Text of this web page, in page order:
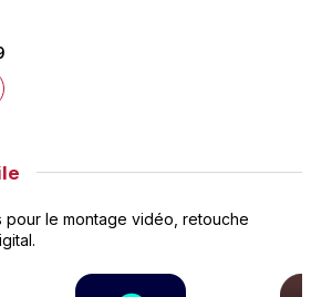
pour le montage vidéo, retouche